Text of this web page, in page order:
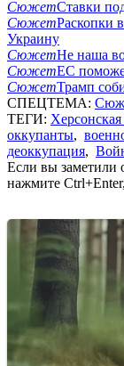
СюжетСтавки
СюжетРаскопки
Украину
СюжетНе наша
СюжетЕС
СюжетТрамп
СПЕЦТЕМА:
ТЕГИ: Херсонская
оккупанты,
деоккупация,
Если вы заметили
нажмите